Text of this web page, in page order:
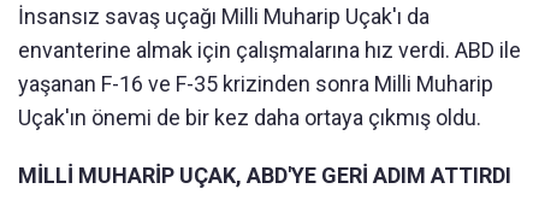
İnsansız savaş uçağı Milli Muharip Uçak'ı da
envanterine almak için çalışmalarına hız verdi. ABD ile
yaşanan F-16 ve F-35 krizinden sonra Milli Muharip
Uçak'ın önemi de bir kez daha ortaya çıkmış oldu.
MİLLİ MUHARİP UÇAK, ABD'YE GERİ ADIM ATTIRDI